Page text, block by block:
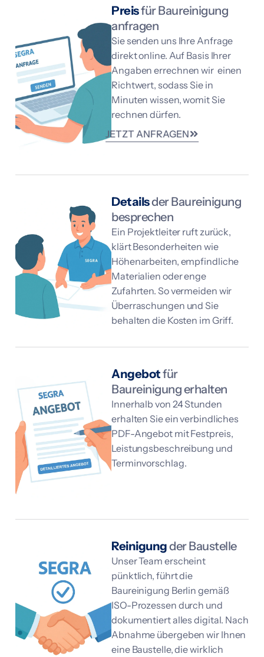
Preisfür Baureinigung
anfragen
Sie senden uns Ihre Anfrage
direkt online. Auf Basis Ihrer
Angaben errechnen wir einen
Richtwert, sodass Sie in
Minuten wissen, womit Sie
rechnen dürfen.
JETZT ANFRAGEN
Detailsder Baureinigung
besprechen
Ein Projektleiter ruft zurück,
klärt Besonderheiten wie
Höhenarbeiten, empfindliche
Materialien oder enge
Zufahrten. So vermeiden wir
Überraschungen und Sie
behalten die Kosten im Griff.
Angebotfür
Baureinigung erhalten
Innerhalb von 24 Stunden
erhalten Sie ein verbindliches
PDF-Angebot mit Festpreis,
Leistungsbeschreibung und
Terminvorschlag.
Reinigungder Baustelle
Unser Team erscheint
pünktlich, führt die
Baureinigung Berlin gemäß
ISO-Prozessen durch und
dokumentiert alles digital. Nach
Abnahme übergeben wir Ihnen
eine Baustelle, die wirklich